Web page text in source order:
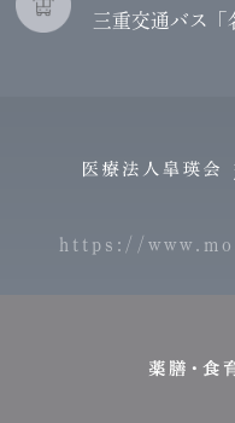
三重交通バス「
https://